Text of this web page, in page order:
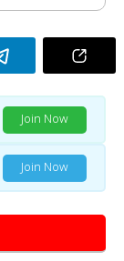
Join Now
Join Now